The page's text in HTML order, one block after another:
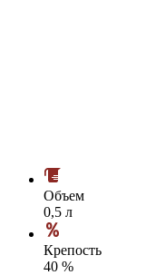
Объем
0,5 л
Крепость
40 %